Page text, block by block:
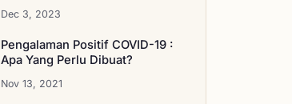
Dec 3, 2023
Pengalaman Positif COVID-19 :
Apa Yang Perlu Dibuat?
Nov 13, 2021